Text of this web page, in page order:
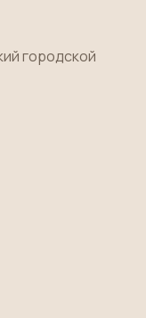
городской